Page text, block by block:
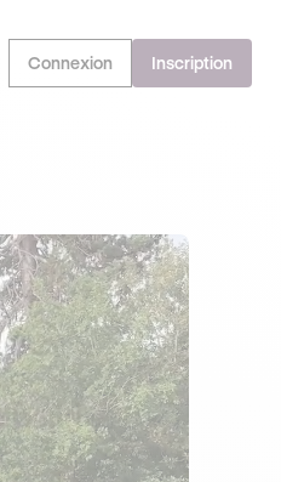
DERNIÈRES HEURES
Connexion Inscription